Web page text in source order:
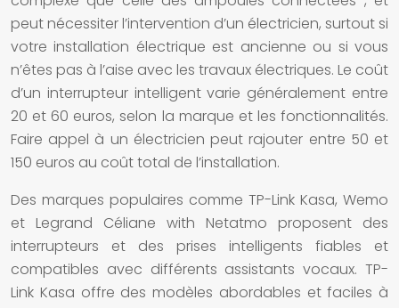
peut nécessiter l’intervention d’un électricien, surtout si
votre installation électrique est ancienne ou si vous
n’êtes pas à l’aise avec les travaux électriques. Le coût
d’un interrupteur intelligentvarie généralement entre
20 et 60 euros, selon la marque et les fonctionnalités.
Faire appel à un électricien peut rajouter entre 50 et
150 euros au coût total de l’installation.
Des marques populaires comme TP-Link Kasa, Wemo
et Legrand Céliane with Netatmo proposent des
interrupteurs et des prises intelligents fiables et
compatibles avec différents assistants vocaux. TP-
Link Kasa offre des modèles abordables et faciles à